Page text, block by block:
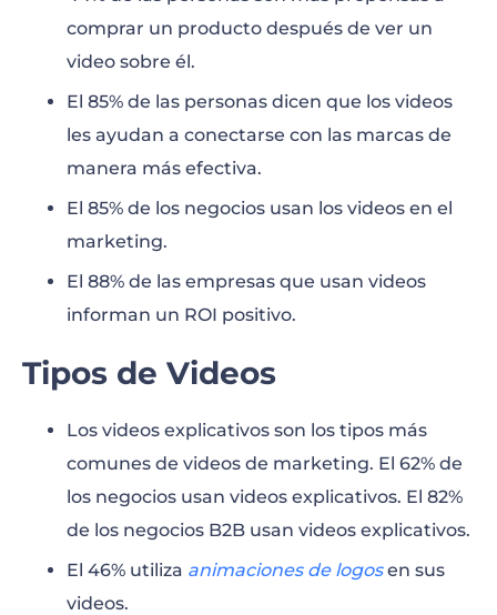
comprar un producto después de ver un
video sobre él.
El 85% de las personas dicen que los videos
les ayudan a conectarse con las marcas de
manera más efectiva.
El 85% de los negocios usan los videos en el
marketing.
El 88% de las empresas que usan videos
informan un ROI positivo.
Tipos de Videos
Los videos explicativos son los tipos más
comunes de videos de marketing. El 62% de
los negocios usan videos explicativos. El 82%
de los negocios B2B usan videos explicativos.
El 46% utiliza animaciones de logosen sus
videos.